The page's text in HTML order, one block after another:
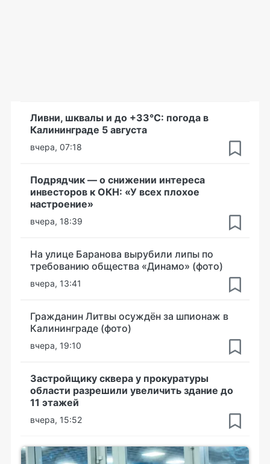
Ливни, шквалы и до +33°С: погода в
Калининграде 5 августа
вчера, 07:18
Подрядчик — о снижении интереса
инвесторов к ОКН: «У всех плохое
настроение»
вчера, 18:39
На улице Баранова вырубили липы по
требованию общества «Динамо» (фото)
вчера, 13:41
Гражданин Литвы осуждён за шпионаж в
Калининграде (фото)
вчера, 19:10
Застройщику сквера у прокуратуры
области разрешили увеличить здание до
11 этажей
вчера, 15:52